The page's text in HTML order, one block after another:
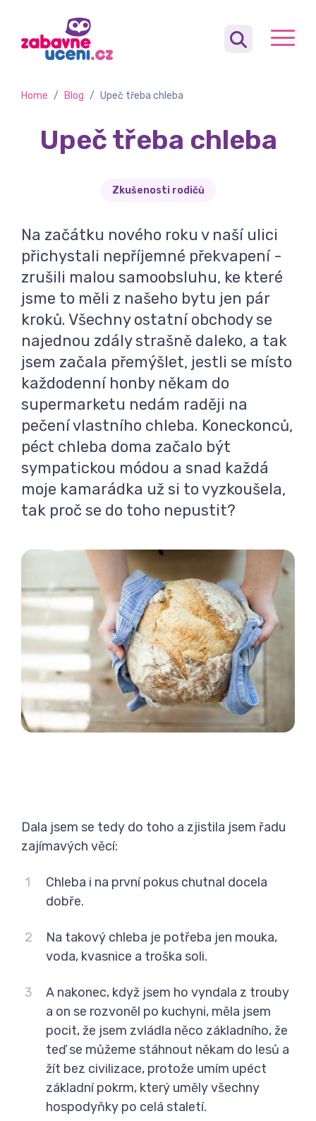
Home / Blog / Upeč třeba chleba
Upeč třeba chleba
Zkušenosti rodičů
Na začátku nového roku v naší ulici
přichystali nepříjemné překvapení -
zrušili malou samoobsluhu, ke které
jsme to měli z našeho bytu jen pár
kroků. Všechny ostatní obchody se
najednou zdály strašně daleko, a tak
jsem začala přemýšlet, jestli se místo
každodenní honby někam do
supermarketu nedám raději na
pečení vlastního chleba. Koneckonců,
péct chleba doma začalo být
sympatickou módou a snad každá
moje kamarádka už si to vyzkoušela,
tak proč se do toho nepustit?
Dala jsem se tedy do toho a zjistila jsem řadu
zajímavých věcí:
Chleba i na první pokus chutnal docela
dobře.
Na takový chleba je potřeba jen mouka,
voda, kvasnice a troška soli.
A nakonec, když jsem ho vyndala z trouby
a on se rozvoněl po kuchyni, měla jsem
pocit, že jsem zvládla něco základního, že
teď se můžeme stáhnout někam do lesů a
žít bez civilizace, protože umím upéct
základní pokrm, který uměly všechny
hospodyňky po celá staletí.